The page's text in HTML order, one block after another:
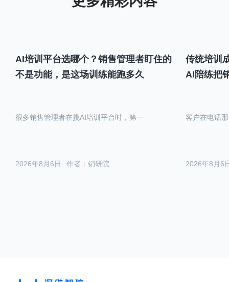
AI培训平台选哪个？销售管理者盯住的
不是功能，是这场训练能跑多久
作者：销研院
2026年8月6日
很多销售管理者在挑AI培训平台时，第一
传统培训
AI陪练把
2026年8月6
客户在电话